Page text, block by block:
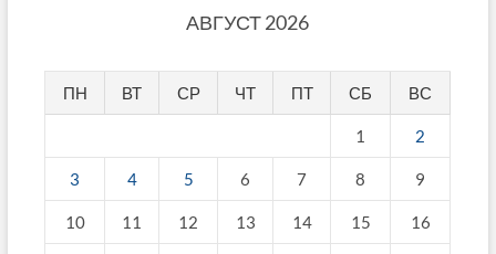
АВГУСТ 2026
ПН ВТ СР ЧТ ПТ СБ ВС
1 2
3 4 5 6 7 8 9
10 11 12 13 14 15 16